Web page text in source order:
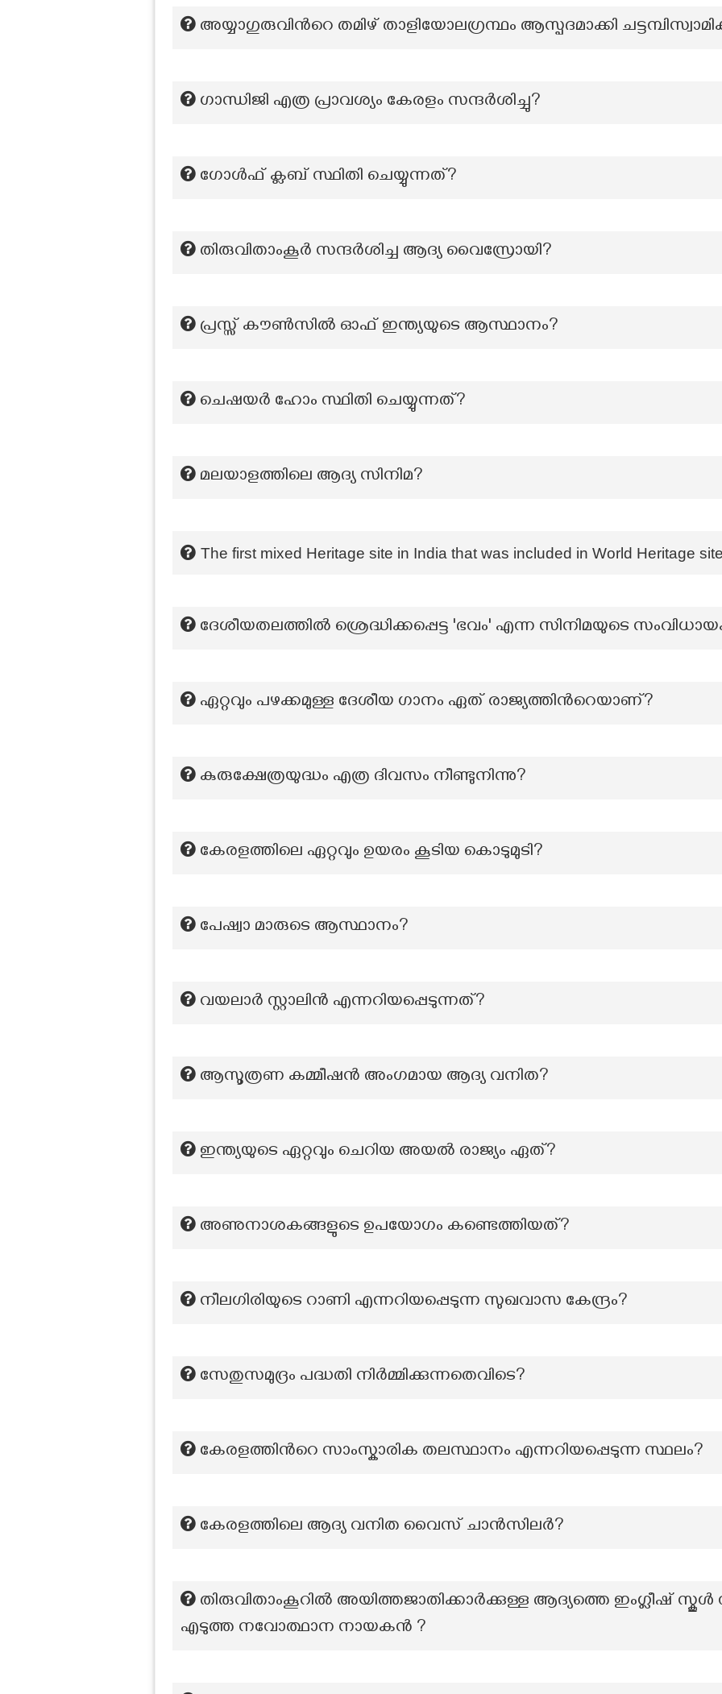
അയ്യാഗുരുവിന്‍റെ തമിഴ് താളിയോലഗ്രന്ഥം ആസ്പദമാക്കി
ഗാന്ധിജി എത്ര പ്രാവശ്യം കേരളം സന്ദർശിച്ചു?
ഗോൾഫ് ക്ലബ് സ്ഥിതി ചെയ്യുന്നത്?
തിരുവിതാംകൂർ സന്ദർശിച്ച ആദ്യ വൈസ്രോയി?
പ്രസ്സ് കൗണ്‍സി‍ല്‍ ഓഫ് ഇന്ത്യയുടെ ആസ്ഥാനം?
ചെഷയർ ഹോം സ്ഥിതി ചെയ്യുന്നത്?
മലയാളത്തിലെ ആദ്യ സിനിമ?
The first mixed Heritage site in India that was included in World Heritage
ദേശീയതലത്തില്‍ ശ്രെദ്ധിക്കപ്പെട്ട 'ഭവം' എന്ന സിനിമയുടെ
ഏറ്റവും പഴക്കമുള്ള ദേശീയ ഗാനം ഏത് രാജ്യത്തിന്‍റെയാണ്?
കുരുക്ഷേത്രയുദ്ധം എത്ര ദിവസം നീണ്ടുനിന്നു?
കേരളത്തിലെ ഏറ്റവും ഉയരം കൂടിയ കൊടുമുടി?
പേഷ്വാ മാരുടെ ആസ്ഥാനം?
വയലാർ സ്റ്റാലിൻ എന്നറിയപ്പെടുന്നത്?
ആസൂത്രണ കമ്മീഷൻ അംഗമായ ആദ്യ വനിത?
ഇന്ത്യയുടെ ഏറ്റവും ചെറിയ അയൽ രാജ്യം ഏത്?
അണുനാശകങ്ങളുടെ ഉപയോഗം കണ്ടെത്തിയത്?
നീലഗിരിയുടെ റാണി എന്നറിയപ്പെടുന്ന സുഖവാസ കേന്ദ്രം?
സേതുസമുദ്രം പദ്ധതി നിർമ്മിക്കുന്നതെവിടെ?
കേരളത്തിൻറെ സാംസ്കാരിക തലസ്ഥാനം എന്നറിയപ്പെടുന്ന സ്ഥലം?
കേരളത്തിലെ ആദ്യ വനിത വൈസ് ചാന്‍സിലര്‍?
തിരുവിതാംകൂറിൽ അയിത്തജാതിക്കാർക്കുള്ള ആദ്യത്തെ ഇംഗ്ലീഷ്
എടുത്ത നവോത്ഥാന നായകൻ ?